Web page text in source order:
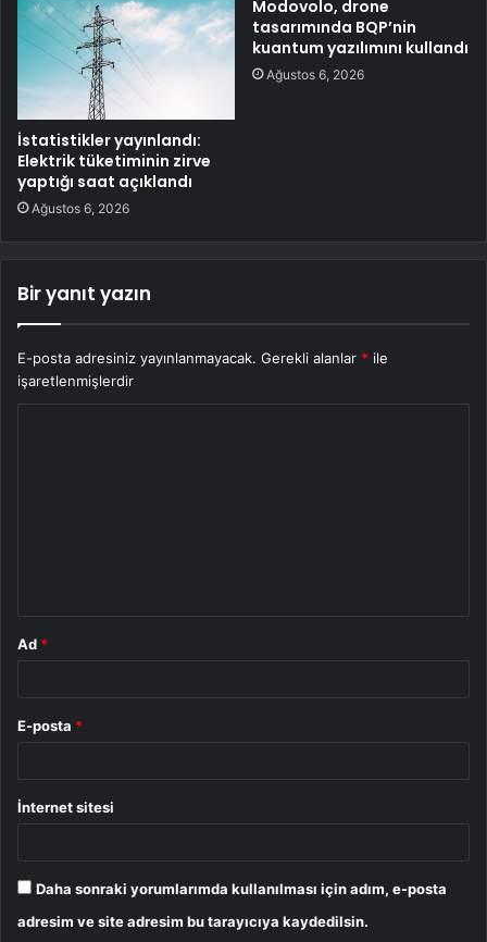
İstatistikler yayınlandı:
Elektrik tüketiminin zirve
yaptığı saat açıklandı
Ağustos 6, 2026
Modovolo, drone
tasarımında BQP’nin
kuantum yazılımını kullandı
Ağustos 6, 2026
Bir yanıt yazın
E-posta adresiniz yayınlanmayacak. Gerekli alanlar * ile
işaretlenmişlerdir
Ad *
E-posta *
İnternet sitesi
Daha sonraki yorumlarımda kullanılması için adım, e-posta
adresim ve site adresim bu tarayıcıya kaydedilsin.